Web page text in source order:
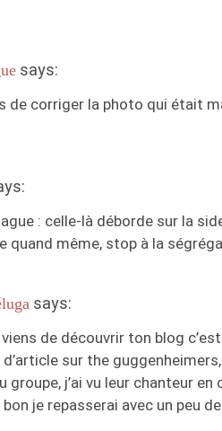
says:
de corriger la photo qui était
: celle-là déborde sur la
quand même, stop à la
says:
de découvrir ton blog
sur the
groupe, j’ai vu leur chanteur
bon je repasserai avec un peu